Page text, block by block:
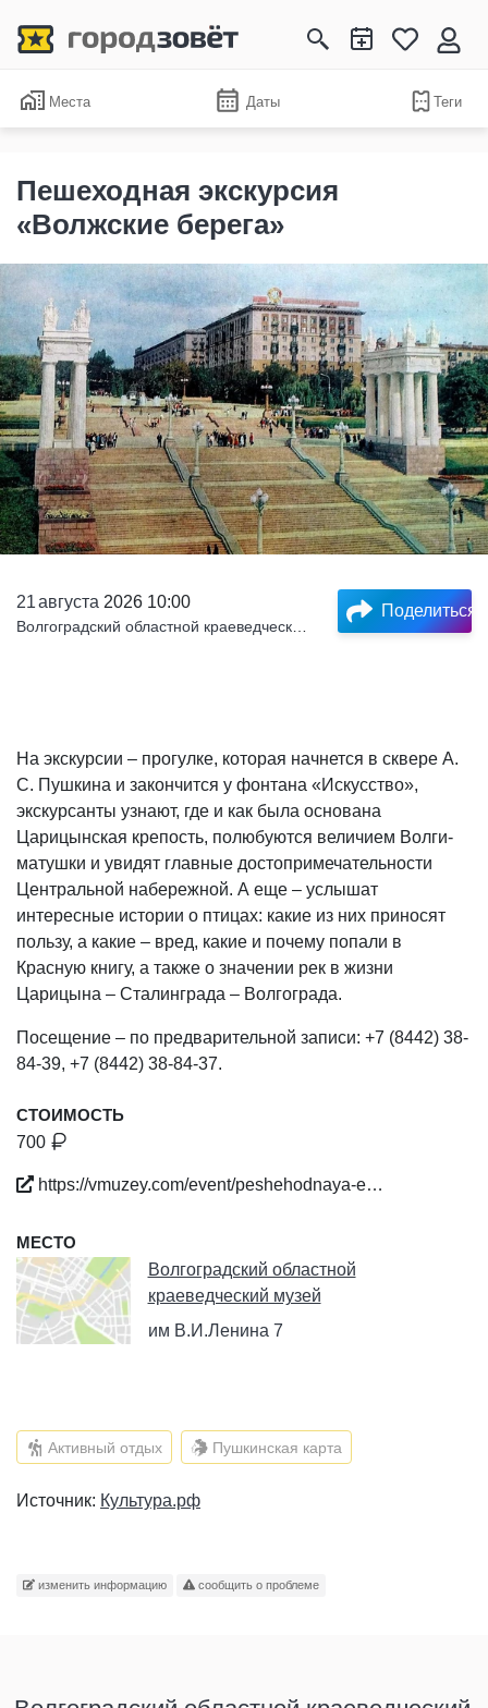
Места Даты Теги
Пешеходная экскурсия
«Волжские берега»
21августа 2026 10:00 Поделиться
На экскурсии – прогулке, которая начнется в сквере А.
С. Пушкина и закончится у фонтана «Искусство»,
экскурсанты узнают, где и как была основана
Царицынская крепость, полюбуются величием Волги-
матушки и увидят главные достопримечательности
Центральной набережной. А еще – услышат
интересные истории о птицах: какие из них приносят
пользу, а какие – вред, какие и почему попали в
Красную книгу, а также о значении рек в жизни
Царицына – Сталинграда – Волгограда.
Посещение – по предварительной записи: +7 (8442) 38-
84-39, +7 (8442) 38-84-37.
СТОИМОСТЬ
700
https://vmuzey.com/event/peshehodnaya-e…
МЕСТО
Волгоградский областной
краеведческий музей
им В.И.Ленина 7
Активный отдых Пушкинская карта
Источник: Культура.рф
изменить информацию сообщить о проблеме